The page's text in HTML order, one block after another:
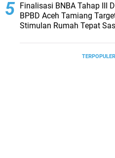
Finalisasi BNBA Tahap III
BPBD Aceh Tamiang
Stimulan Rumah Tepat